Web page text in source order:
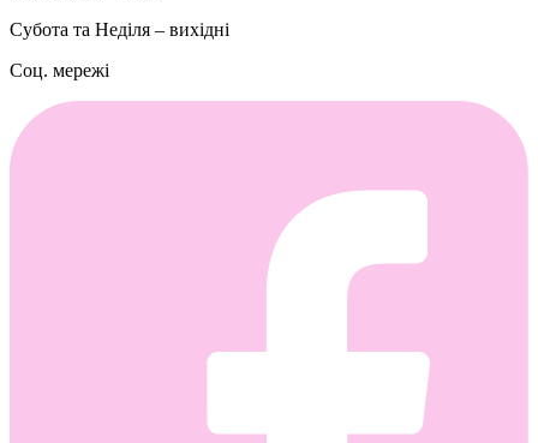
Субота та Неділя – вихідні
Соц. мережі